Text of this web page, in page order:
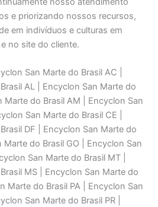
e priorizando nossos recursos,
em indivíduos e culturas em
no site do cliente.
San Marte do Brasil AC |
AL | Encyclon San Marte do
Marte do Brasil AM | Encyclon San
San Marte do Brasil CE |
DF | Encyclon San Marte do
Marte do Brasil GO | Encyclon San
San Marte do Brasil MT |
MS | Encyclon San Marte do
Marte do Brasil PA | Encyclon San
San Marte do Brasil PR |